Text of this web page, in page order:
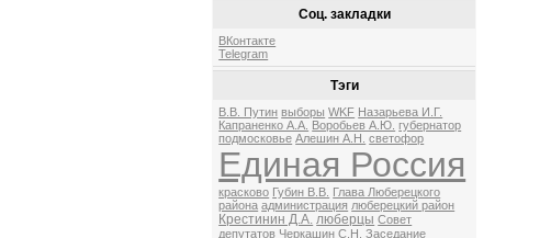
Соц. закладки
ВКонтакте
Telegram
Тэги
В.В. Путин выборы WKF Назарьева И.Г.
Капраненко А.А. Воробьев А.Ю. губернатор
подмосковье Алешин А.Н. светофор
Единая Россия
красково Губин В.В. Глава Люберецкого
района администрация люберецкий район
Крестинин Д.А. люберцы Совет
депутатов Черкашин С.Н.
Заседание